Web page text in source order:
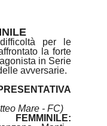
per le
la forte
in Serie
avversarie.
Mare - FC)
FEMMINILE: